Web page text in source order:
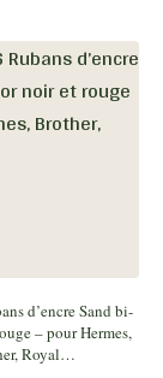
d’encre Sand bi-
– pour Hermes,
Royal…